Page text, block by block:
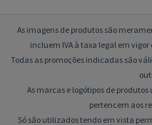
As imagens de produtos são
incluem IVA à taxa legal em
Todas as promoções indicadas são
As marcas e logótipos de
pertencem aos
Só são utilizados tendo em vista